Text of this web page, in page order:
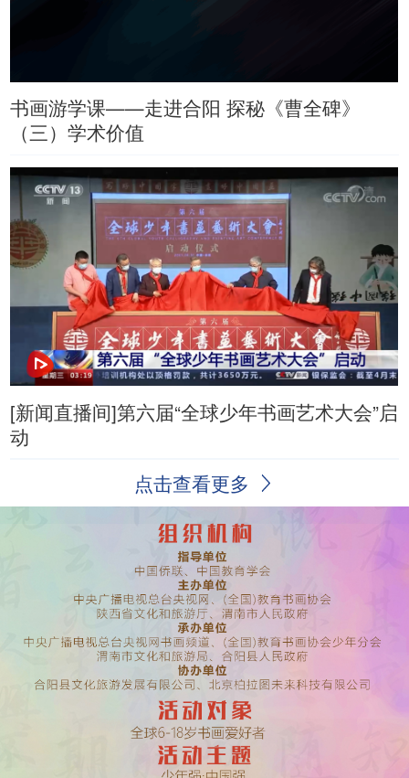
书画游学课——走进合阳 探秘《曹全碑》
（三）学术价值
[新闻直播间]第六届“全球少年书画艺术大会”启
动
点击查看更多